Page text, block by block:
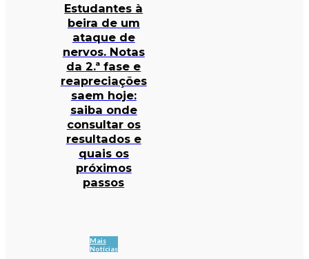
Estudantes à
beira de um
ataque de
nervos. Notas
da 2.ª fase e
reapreciações
saem hoje:
saiba onde
consultar os
resultados e
quais os
próximos
passos
Mais
Notícias